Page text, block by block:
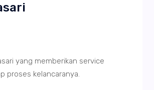
yang memberikan service
proses kelancaranya.